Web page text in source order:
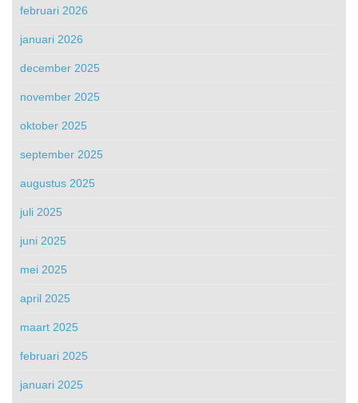
februari 2026
januari 2026
december 2025
november 2025
oktober 2025
september 2025
augustus 2025
juli 2025
juni 2025
mei 2025
april 2025
maart 2025
februari 2025
januari 2025